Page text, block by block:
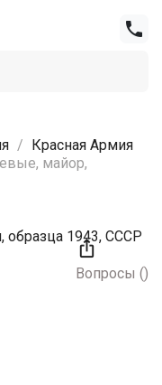

Красная Армия
майор,

Вопросы ()